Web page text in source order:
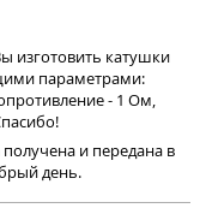
изготовить катушки
параметрами:
- 1 Ом,
и передана в
день.